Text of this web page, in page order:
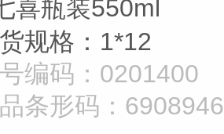
喜瓶装550ml
规格：1*12
编码：0201400
条形码：